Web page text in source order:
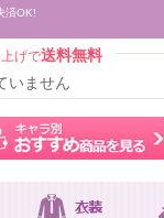
済OK!
げで送料無料
いません
グをカラーから探す